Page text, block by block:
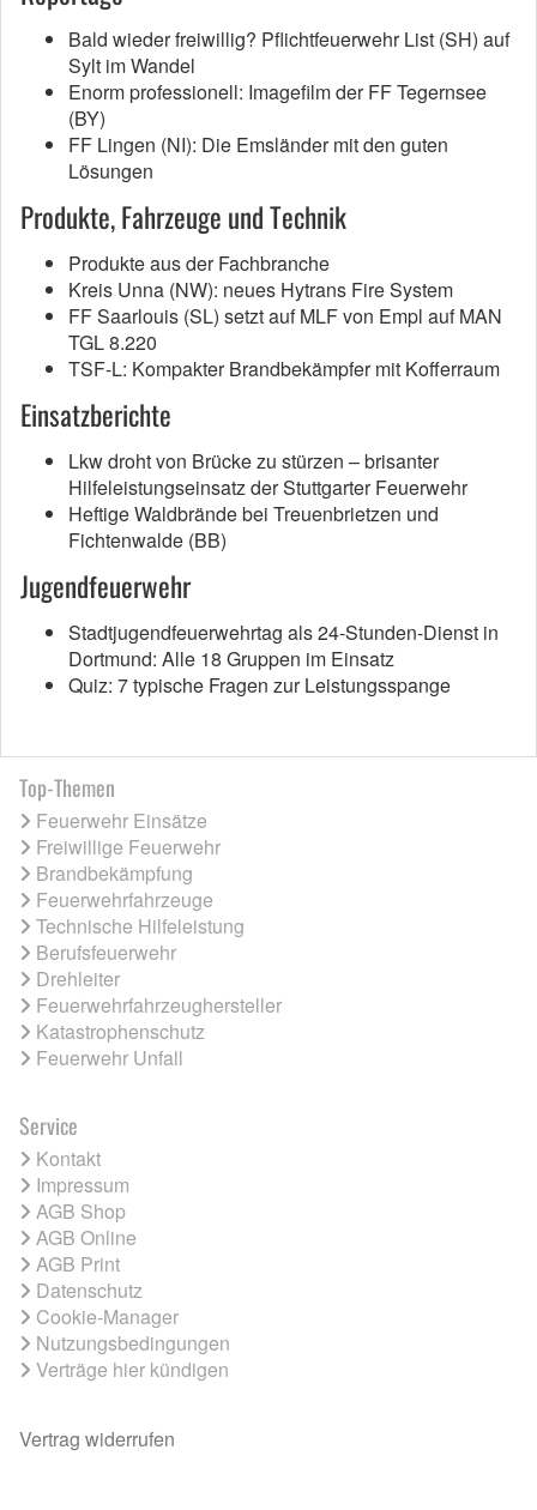
Bald wieder freiwillig? Pflichtfeuerwehr List (SH) auf
Sylt im Wandel
Enorm professionell: Imagefilm der FF Tegernsee
(BY)
FF Lingen (NI): Die Emsländer mit den guten
Lösungen
Produkte, Fahrzeuge und Technik
Produkte aus der Fachbranche
Kreis Unna (NW): neues Hytrans Fire System
FF Saarlouis (SL) setzt auf MLF von Empl auf MAN
TGL 8.220
TSF-L: Kompakter Brandbekämpfer mit Kofferraum
Einsatzberichte
Lkw droht von Brücke zu stürzen – brisanter
Hilfeleistungseinsatz der Stuttgarter Feuerwehr
Heftige Waldbrände bei Treuenbrietzen und
Fichtenwalde (BB)
Jugendfeuerwehr
Stadtjugendfeuerwehrtag als 24-Stunden-Dienst in
Dortmund: Alle 18 Gruppen im Einsatz
Quiz: 7 typische Fragen zur Leistungsspange
Top-Themen
Feuerwehr Einsätze
Freiwillige Feuerwehr
Brandbekämpfung
Feuerwehrfahrzeuge
Technische Hilfeleistung
Berufsfeuerwehr
Drehleiter
Feuerwehrfahrzeughersteller
Katastrophenschutz
Feuerwehr Unfall
Service
Kontakt
Impressum
AGB Shop
AGB Online
AGB Print
Datenschutz
Cookie-Manager
Nutzungsbedingungen
Verträge hier kündigen
Vertrag widerrufen